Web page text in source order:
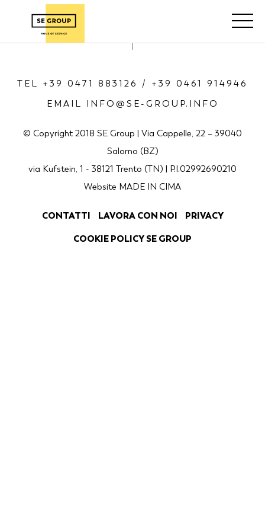
TEL +39 0471 883126 / +39 0461 914946
EMAIL INFO@SE-GROUP.INFO
© Copyright 2018 SE Group | Via Cappelle, 22 – 39040
Salorno (BZ)
via Kufstein, 1 - 38121 Trento (TN) | P.I.02992690210
Website MADE IN CIMA
CONTATTI LAVORA CON NOI PRIVACY
COOKIE POLICY SE GROUP